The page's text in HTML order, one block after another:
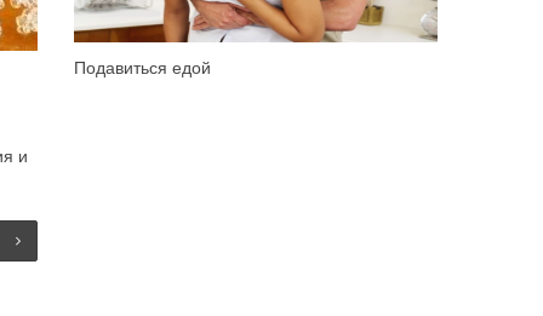
и
Подавиться едой